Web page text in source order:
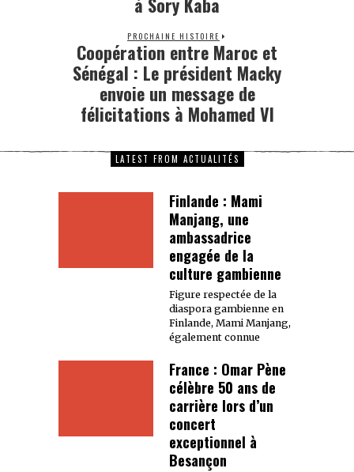
PROCHAINE HISTOIRE
Coopération entre Maroc et
Sénégal : Le président Macky
envoie un message de
félicitations à Mohamed VI
LATEST FROM ACTUALITÉS
Finlande : Mami
Manjang, une
ambassadrice
engagée de la
culture gambienne
Figure respectée de la
diaspora gambienne en
Finlande, Mami Manjang,
également connue
France : Omar Pène
célèbre 50 ans de
carrière lors d’un
concert
exceptionnel à
Besançon